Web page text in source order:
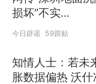
损坏”不实
（2026·08·06）
今日辟谣 59跟贴
知情人士：若未
胀数据偏热 沃什